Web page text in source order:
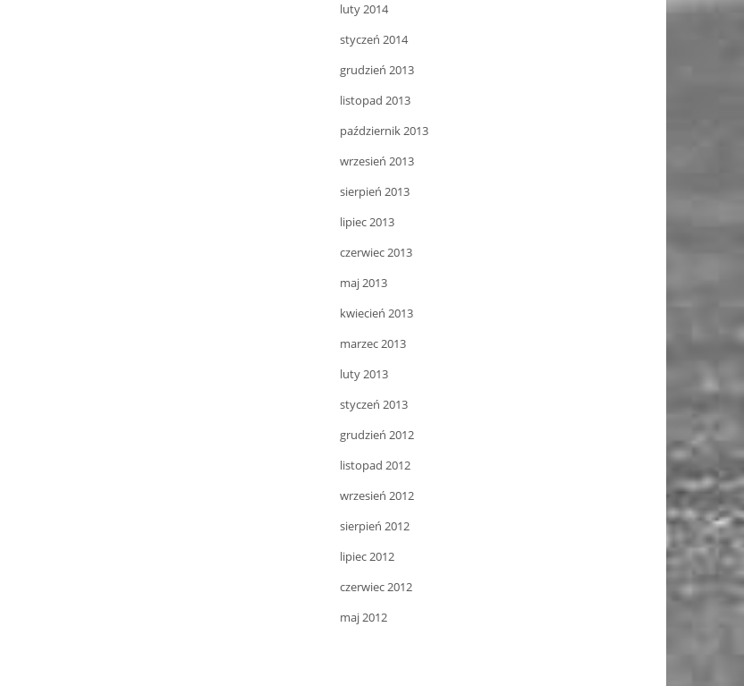
luty 2014
styczeń 2014
grudzień 2013
listopad 2013
październik 2013
wrzesień 2013
sierpień 2013
lipiec 2013
czerwiec 2013
maj 2013
kwiecień 2013
marzec 2013
luty 2013
styczeń 2013
grudzień 2012
listopad 2012
wrzesień 2012
sierpień 2012
lipiec 2012
czerwiec 2012
maj 2012